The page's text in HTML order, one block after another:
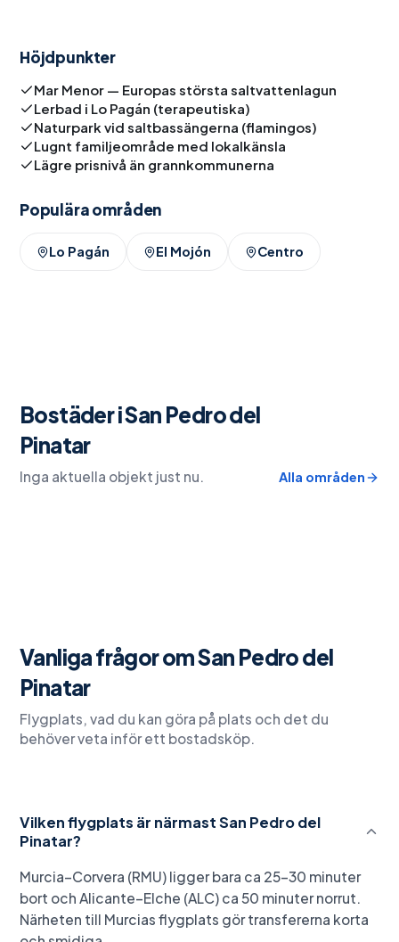
Höjdpunkter
Mar Menor — Europas största saltvattenlagun
Lerbad i Lo Pagán (terapeutiska)
Naturpark vid saltbassängerna (flamingos)
Lugnt familjeområde med lokalkänsla
Lägre prisnivå än grannkommunerna
Populära områden
Lo Pagán El Mojón Centro
Bostäder iSan Pedro del
Pinatar
Inga aktuella objekt just nu. Alla områden
Vanliga frågor omSan Pedro del
Pinatar
Flygplats, vad du kan göra på plats och det du
behöver veta inför ett bostadsköp.
Vilken flygplats är närmast San Pedro del
Pinatar?
Murcia–Corvera (RMU) ligger bara ca 25–30 minuter
bort och Alicante–Elche (ALC) ca 50 minuter norrut.
Närheten till Murcias flygplats gör transfererna korta